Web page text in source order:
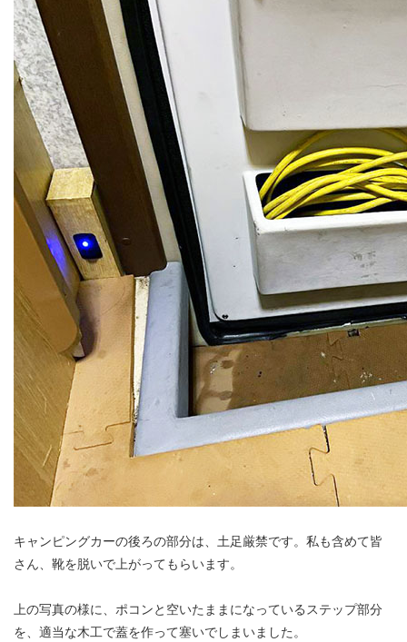
キャンピングカーの後ろの部分は、土足厳禁です。私も含めて皆
さん、靴を脱いで上がってもらいます。
上の写真の様に、ポコンと空いたままになっているステップ部分
を、適当な木工で蓋を作って塞いでしまいました。